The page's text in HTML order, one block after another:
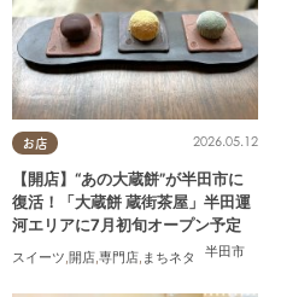
お店
半田市
2026.05.12
【開店】“あの大蔵餅”が半田市に
復活！「大蔵餅 蔵街茶屋」半田運
河エリアに7月初旬オープン予定
スイーツ,開店,専門店, まちネタ